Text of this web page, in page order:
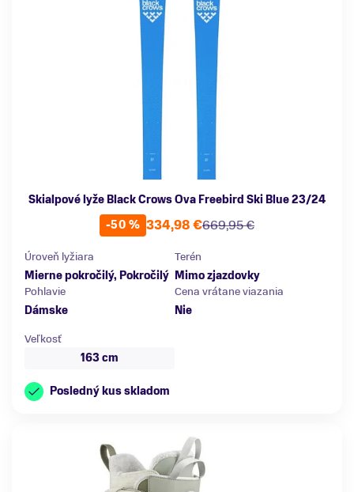
Skialpové lyže Black Crows Ova Freebird Ski Blue 23/24
-50 %
669,95 €
334,98 €
Úroveň lyžiara
Mierne pokročilý, Pokročilý
Terén
Mimo zjazdovky
Pohlavie
Dámske
Cena vrátane viazania
Nie
Veľkosť
163 cm
Posledný kus skladom